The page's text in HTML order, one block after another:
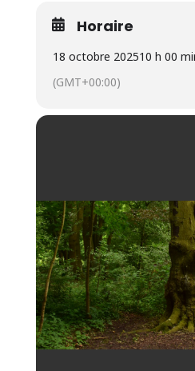
Horaire
18 octobre 202510 h 00
(GMT+00:00)